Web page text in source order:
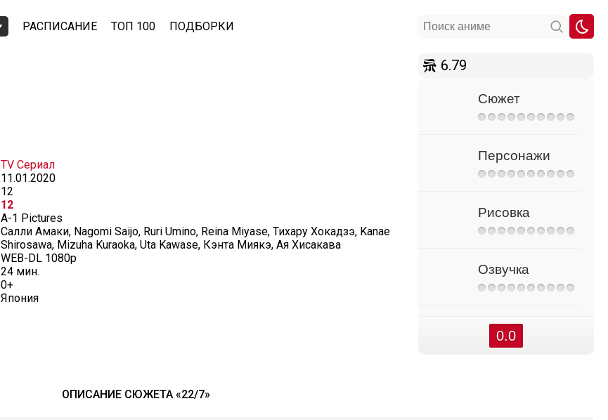
РАСПИСАНИЕ ТОП 100 ПОДБОРКИ
TV Сериал
11.01.2020
12
12
A-1 Pictures
Салли Амаки, Nagomi Saijo, Ruri Umino, Reina Miyase, Тихару Хокадзэ, Kanae
Shirosawa, Mizuha Kuraoka, Uta Kawase, Кэнта Миякэ, Ая Хисакава
WEB-DL 1080p
24 мин.
0+
Япония
6.79
Сюжет
Персонажи
Рисовка
Озвучка
0.0
ОПИСАНИЕ СЮЖЕТА «22/7»